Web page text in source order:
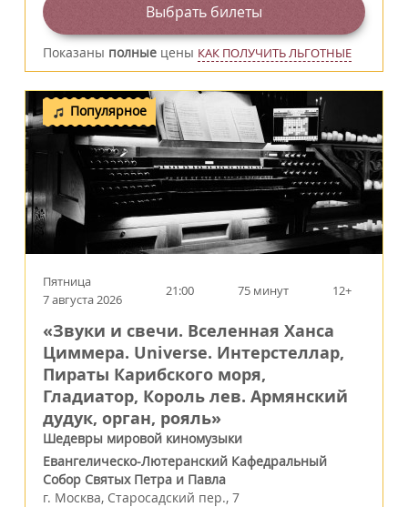
Выбрать билеты
Показаны полные цены КАК ПОЛУЧИТЬ ЛЬГОТНЫЕ
Популярное
Пятница
7 августа 2026
21:00 75 минут 12+
«Звуки и свечи. Вселенная Ханса
Циммера. Universe. Интерстеллар,
Пираты Карибского моря,
Гладиатор, Король лев. Армянский
дудук, орган, рояль»
Шедевры мировой киномузыки
Евангелическо-Лютеранский Кафедральный
Собор Святых Петра и Павла
г. Москва, Старосадский пер., 7